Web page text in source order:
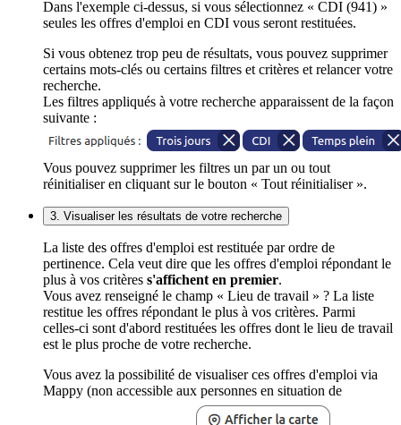
Dans l'exemple ci-dessus, si vous sélectionnez « CDI (941) »
seules les offres d'emploi en CDI vous seront restituées.
Si vous obtenez trop peu de résultats, vous pouvez supprimer
certains mots-clés ou certains filtres et critères et relancer votre
recherche.
Les filtres appliqués à votre recherche apparaissent de la façon
suivante :
Vous pouvez supprimer les filtres un par un ou tout
réinitialiser en cliquant sur le bouton « Tout réinitialiser ».
3. Visualiser les résultats de votre recherche
La liste des offres d'emploi est restituée par ordre de
pertinence. Cela veut dire que les offres d'emploi répondant le
plus à vos critères s'affichent en premier.
Vous avez renseigné le champ « Lieu de travail » ? La liste
restitue les offres répondant le plus à vos critères. Parmi
celles-ci sont d'abord restituées les offres dont le lieu de travail
est le plus proche de votre recherche.
Vous avez la possibilité de visualiser ces offres d'emploi via
Mappy (non accessible aux personnes en situation de